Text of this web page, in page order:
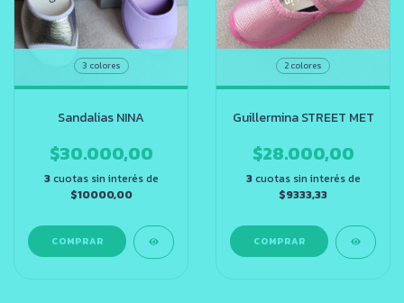
3 colores
Sandalias NINA
$30.000,00
3cuotas sin interés de
$10000,00
COMPRAR
2 colores
Guillermina STREET MET
$28.000,00
3cuotas sin interés de
$9333,33
COMPRAR